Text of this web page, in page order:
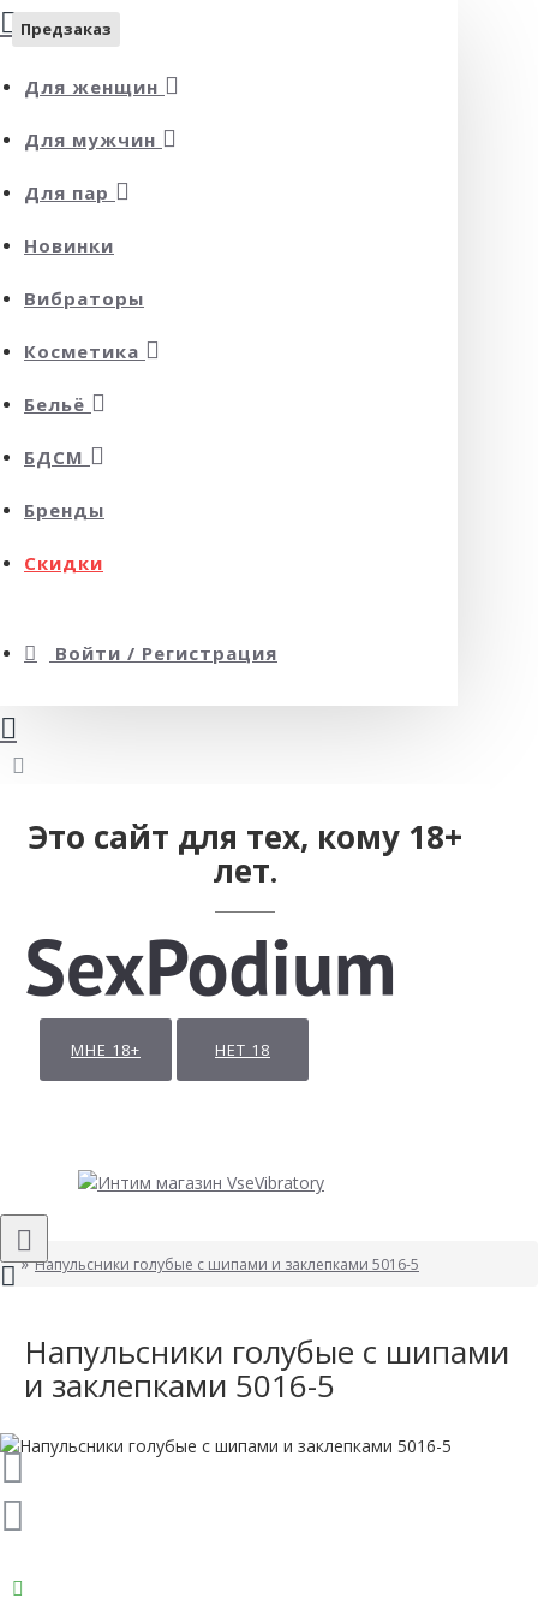
Для женщин
Для мужчин
Для пар
Новинки
Вибраторы
Косметика
Бельё
БДСМ
Бренды
Скидки
Войти / Регистрация
Это сайт для тех, кому 18+
лет.
МНЕ 18+ НЕТ 18
Напульсники голубые с шипами и заклепками 5016-5
Напульсники голубые с шипами
и заклепками 5016-5
Предзаказ